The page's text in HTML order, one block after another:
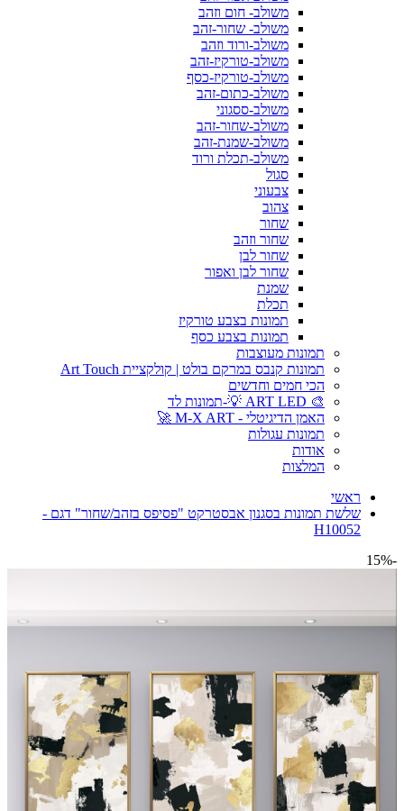
משולב- חום וזהב
משולב- שחור-זהב
משולב-ורוד וזהב
משולב-טורקיז-זהב
משולב-טורקיז-כסף
משולב-כתום-זהב
משולב-ססגוני
משולב-שחור-זהב
משולב-שמנת-זהב
משולב-תכלת ורוד
סגול
צבעוני
צהוב
שחור
שחור וזהב
שחור לבן
שחור לבן ואפור
שמנת
תכלת
תמונות בצבע טורקיז
תמונות בצבע כסף
תמונות מעוצבות
תמונות קנבס במרקם בולט | קולקציית Art Touch
הכי חמים וחדשים
🎨 ART LED 💡-תמונות לד
האמן הדיגיטלי - M-X ART 🚀
תמונות עגולות
אודות
המלצות
ראשי
שלשת תמונות בסגנון אבסטרקט "פסיפס בזהב/שחור" דגם -
H10052
-15%